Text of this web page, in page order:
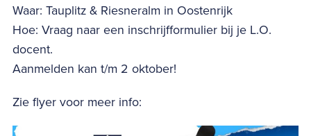
Waar: Tauplitz & Riesneralm in Oostenrijk
Hoe: Vraag naar een inschrijfformulier bij je L.O.
docent.
Aanmelden kan t/m 2 oktober!
Zie flyer voor meer info: